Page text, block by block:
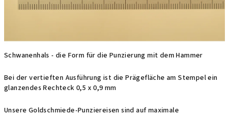
Schwanenhals - die Form für die Punzierung mit dem Hammer
Bei der vertieften Ausführung ist die Prägefläche am Stempel ein
glanzendes Rechteck 0,5 x 0,9 mm
Unsere Goldschmiede-Punziereisen sind auf maximale